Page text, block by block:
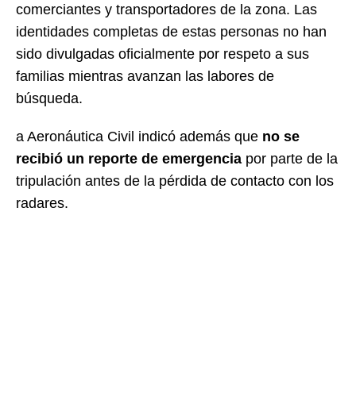
comerciantes y transportadores de la zona. Las
identidades completas de estas personas no han
sido divulgadas oficialmente por respeto a sus
familias mientras avanzan las labores de
búsqueda.
a Aeronáutica Civil indicó además que no se
recibió un reporte de emergencia por parte de la
tripulación antes de la pérdida de contacto con los
radares.